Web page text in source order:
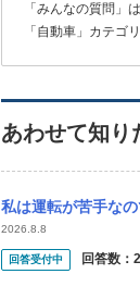
「みんなの質問」
「自動車」カテゴ
あわせて知り
私は運転が苦手なのですがついやってし
2026.8.8
回答受付中 回答数： 2